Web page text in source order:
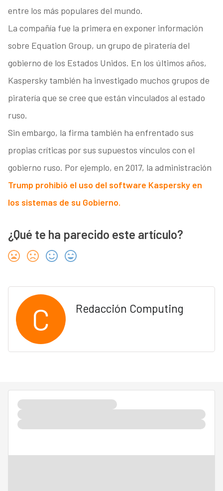
entre los más populares del mundo.
La compañía fue la primera en exponer información
sobre Equation Group, un grupo de piratería del
gobierno de los Estados Unidos. En los últimos años,
Kaspersky también ha investigado muchos grupos de
piratería que se cree que están vinculados al estado
ruso.
Sin embargo, la firma también ha enfrentado sus
propias críticas por sus supuestos vínculos con el
gobierno ruso. Por ejemplo, en 2017, la administración
Trump prohibió el uso del software Kaspersky en
los sistemas de su Gobierno.
¿Qué te ha parecido este artículo?
C Redacción Computing